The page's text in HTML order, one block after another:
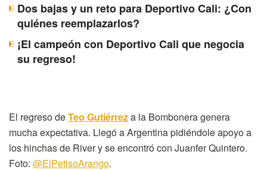
Dos bajas y un reto para Deportivo Cali: ¿Con
quiénes reemplazarlos?
¡El campeón con Deportivo Cali que negocia
su regreso!
El regreso deTeo Gutiérreza la Bombonera genera
mucha expectativa. Llegó a Argentina pidiéndole apoyo a
los hinchas de River y se encontró con Juanfer Quintero.
Foto: @ElPetisoArango.